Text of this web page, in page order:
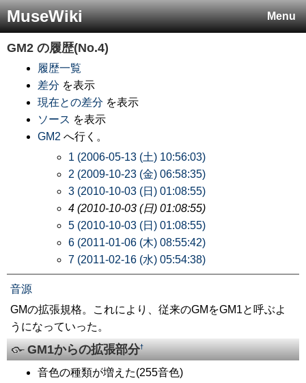
Menu
MuseWiki
GM2 の履歴(No.4)
履歴一覧
差分 を表示
現在との差分 を表示
ソース を表示
GM2 へ行く。
1 (2006-05-13 (土) 10:56:03)
2 (2009-10-23 (金) 06:58:35)
3 (2010-10-03 (日) 01:08:55)
4 (2010-10-03 (日) 01:08:55)
5 (2010-10-03 (日) 01:08:55)
6 (2011-01-06 (木) 08:55:42)
7 (2011-02-16 (水) 05:54:38)
音源
GMの拡張規格。これにより、従来のGMをGM1と呼ぶよ
うになっていった。
GM1からの拡張部分†
音色の種類が増えた(255音色)